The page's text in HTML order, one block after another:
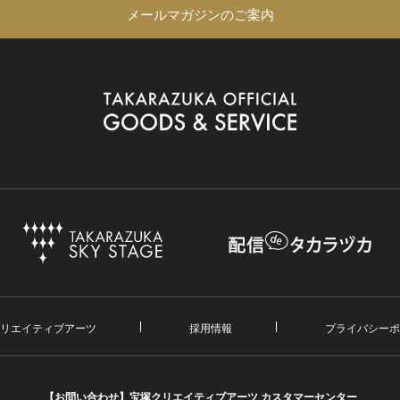
メールマガジンのご案内
エイティブアーツ 採用情報 プライバシー
【お問い合わせ】 宝塚クリエイティブアーツ カスタマーセンター